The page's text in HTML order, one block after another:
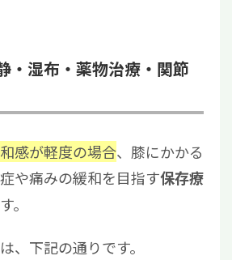
・湿布・薬物治療・関節
感が軽度の場合、膝にかかる
や痛みの緩和を目指す保存療
。
、下記の通りです。